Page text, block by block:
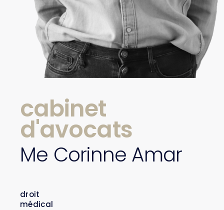
cabinet
d'avocats
Me Corinne Amar
droit
médical